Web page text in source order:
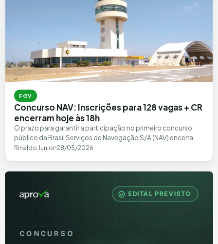
FGV
Concurso NAV: Inscrições para 128 vagas + CR
encerram hoje às 18h
O prazo para garantir a participação no primeiro concurso
público da Brasil Serviços de Navegação S/A (NAV) encerra
nesta quinta-feira, 28 de…
Rinaldo Junior 28/05/2026